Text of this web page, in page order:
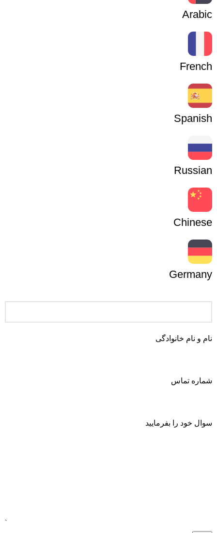
Arabic
French
Spanish
Russian
Chinese
Germany
نام و نام خانوادگی
شماره تماس
سوال خود را بفرمایید